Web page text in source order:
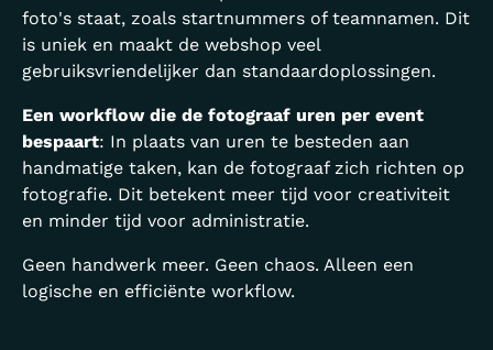
foto's staat, zoals startnummers of teamnamen. Dit
is uniek en maakt de webshop veel
gebruiksvriendelijker dan standaardoplossingen.
Een workflow die de fotograaf uren per event
bespaart: In plaats van uren te besteden aan
handmatige taken, kan de fotograaf zich richten op
fotografie. Dit betekent meer tijd voor creativiteit
en minder tijd voor administratie.
Geen handwerk meer. Geen chaos. Alleen een
logische en efficiënte workflow.